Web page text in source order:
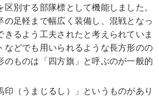
別する部隊標として機能しました。
足軽まで幅広く装備し、混戦となっ
るよう工夫されたと考えられていま
などでも用いられるような長方形のの
のものは「四方旗」と呼ぶのが一般的
（うまじるし）」というものがあり